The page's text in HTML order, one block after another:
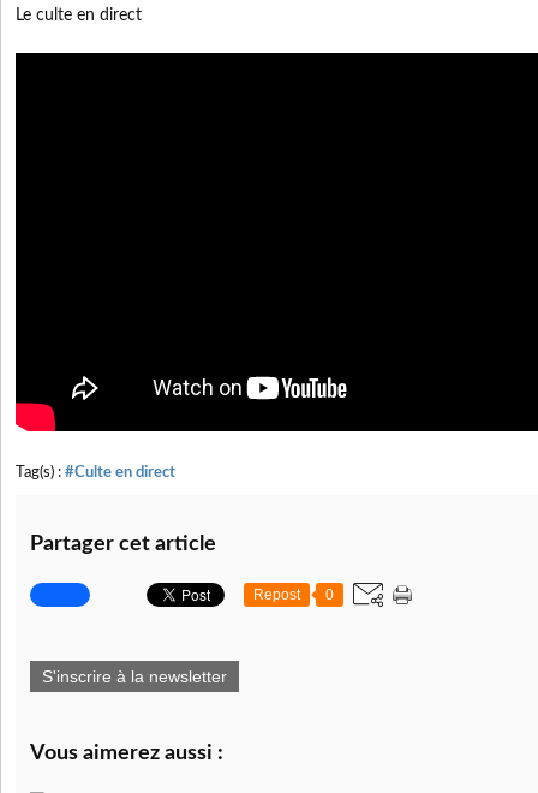
Le culte en direct
Tag(s) : #Culte en direct
Partager cet article
Repost 0
S'inscrire à la newsletter
Vous aimerez aussi :